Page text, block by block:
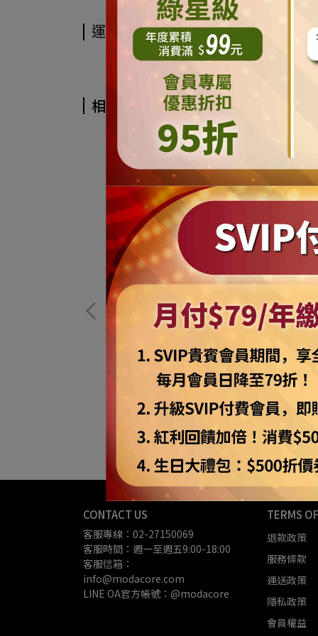
運送方式
相關商品
【摩達客】美國進口The Mountain 寶貝
純棉環保短袖T恤(10414045108)
NT$1,150
加入購物車
CONTACT US
客服專線：02-27150069
客服時間：週一至週五9:00-18:00
客服信箱：
info@modacore.com
LINE OA官方帳號：@modacore
TERMS
退款政策
服務條款
運送政策
隱私政策
會員權益